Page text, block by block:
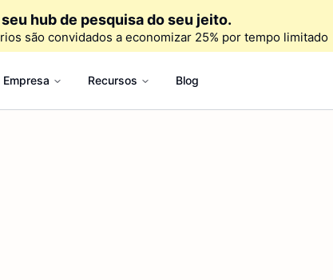
hub de pesquisa do seu jeito.
são convidados a economizar 25% por tempo limitado
Empresa Recursos Blog